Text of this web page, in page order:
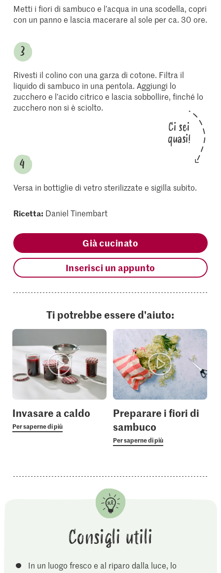
Metti i fiori di sambuco e l’acqua in una scodella, copri
con un panno e lascia macerare al sole per ca. 30 ore.
Rivesti il colino con una garza di cotone. Filtra il
liquido di sambuco in una pentola. Aggiungi lo
zucchero e l’acido citrico e lascia sobbollire, finché lo
zucchero non si è sciolto.
Ci sei
quasi!
Versa in bottiglie di vetro sterilizzate e sigilla subito.
Ricetta: Daniel Tinembart
Già cucinato
Inserisci un appunto
Ti potrebbe essere d'aiuto:
Invasare a caldo
Per saperne di più
Preparare i fiori di
sambuco
Per saperne di più
Consigli utili
In un luogo fresco e al riparo dalla luce, lo